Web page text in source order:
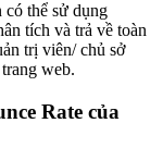
có thể sử dụng
tích và trả về toàn
trị viên/ chủ sở
web.
Rate của